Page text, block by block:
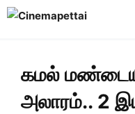
Skip
கமல்
அலாரம்.. 2